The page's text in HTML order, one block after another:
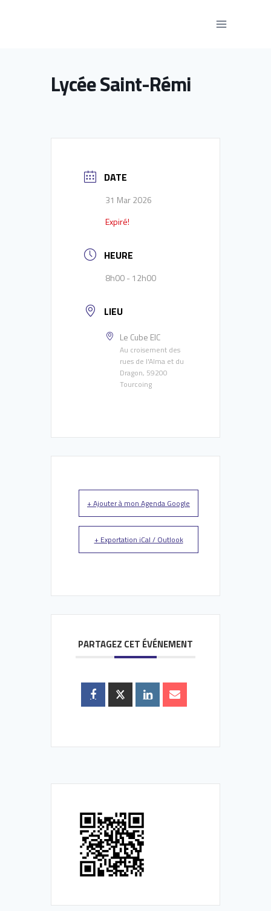
Lycée Saint-Rémi
DATE
31 Mar 2026
Expiré!
HEURE
8h00 - 12h00
LIEU
Le Cube EIC
Au croisement des
rues de l'Alma et du
Dragon, 59200
Tourcoing
+ Ajouter à mon Agenda Google
+ Exportation iCal / Outlook
PARTAGEZ CET ÉVÉNEMENT